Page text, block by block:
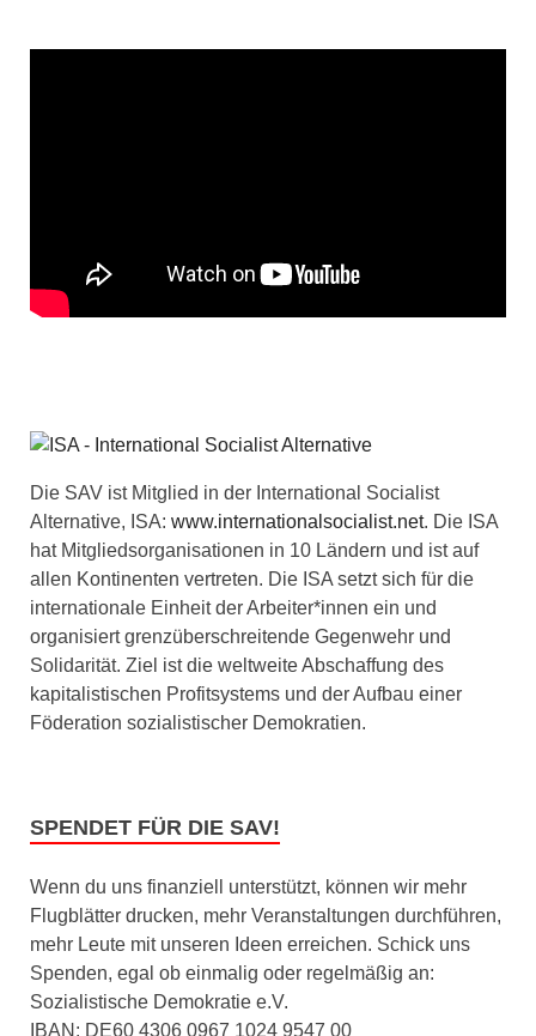
Die SAV ist Mitglied in der International Socialist
Alternative, ISA: www.internationalsocialist.net. Die ISA
hat Mitgliedsorganisationen in 10 Ländern und ist auf
allen Kontinenten vertreten. Die ISA setzt sich für die
internationale Einheit der Arbeiter*innen ein und
organisiert grenzüberschreitende Gegenwehr und
Solidarität. Ziel ist die weltweite Abschaffung des
kapitalistischen Profitsystems und der Aufbau einer
Föderation sozialistischer Demokratien.
SPENDET FÜR DIE SAV!
Wenn du uns finanziell unterstützt, können wir mehr
Flugblätter drucken, mehr Veranstaltungen durchführen,
mehr Leute mit unseren Ideen erreichen. Schick uns
Spenden, egal ob einmalig oder regelmäßig an:
Sozialistische Demokratie e.V.
IBAN: DE60 4306 0967 1024 9547 00